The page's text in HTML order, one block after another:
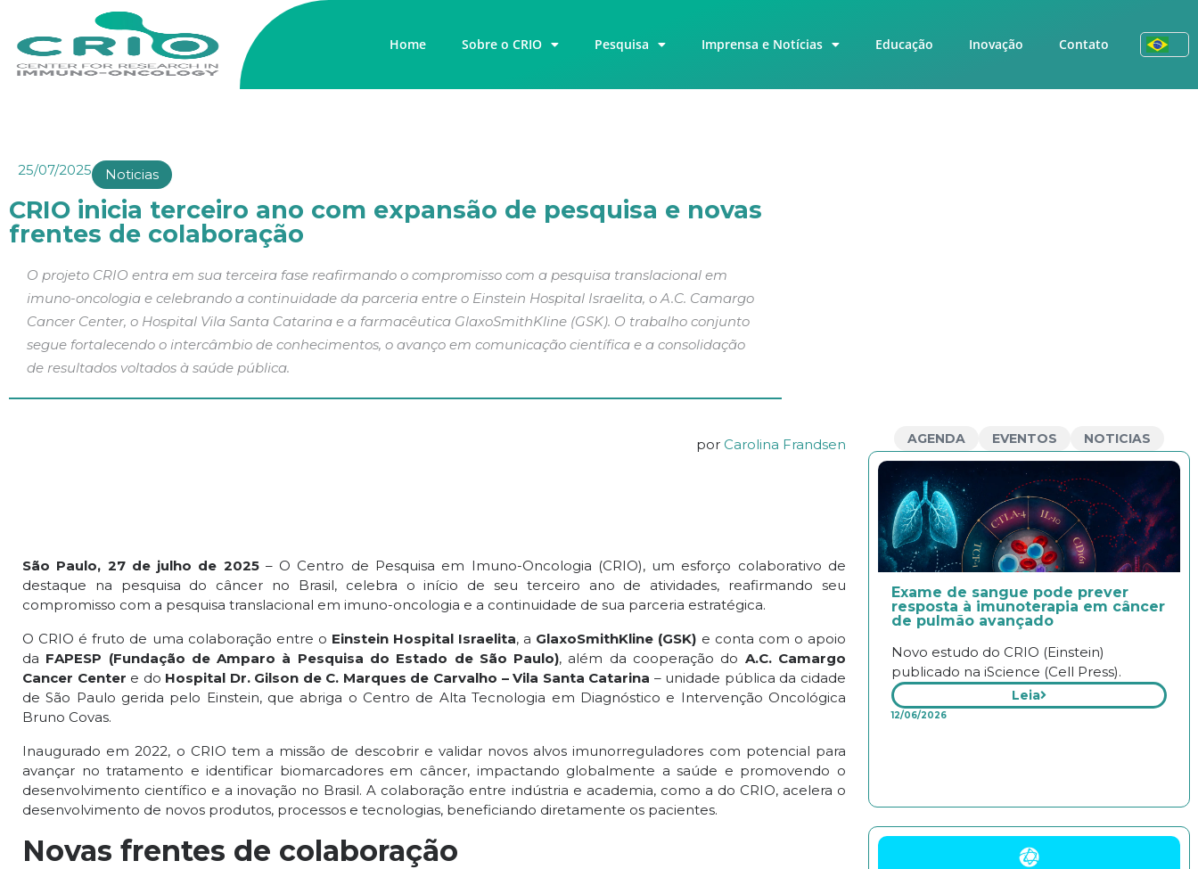
Home Sobre o CRIO Pesquisa Imprensa e Notícias Educação Inovação Contato
25/07/2025 Noticias
CRIO inicia terceiro ano com expansão de pesquisa e novas
frentes de colaboração
O projeto CRIO entra em sua terceira fase reafirmando o compromisso com a pesquisa translacional em
imuno-oncologia e celebrando a continuidade da parceria entre o Einstein Hospital Israelita, o A.C. Camargo
Cancer Center, o Hospital Vila Santa Catarina e a farmacêutica GlaxoSmithKline (GSK). O trabalho conjunto
segue fortalecendo o intercâmbio de conhecimentos, o avanço em comunicação científica e a consolidação
de resultados voltados à saúde pública.
por Carolina Frandsen
São Paulo, 27 de julho de 2025 – O Centro de Pesquisa em Imuno-Oncologia (CRIO), um esforço colaborativo de
destaque na pesquisa do câncer no Brasil, celebra o início de seu terceiro ano de atividades, reafirmando seu
compromisso com a pesquisa translacional em imuno-oncologia e a continuidade de sua parceria estratégica.
O CRIO é fruto de uma colaboração entre o Einstein Hospital Israelita, a GlaxoSmithKline (GSK) e conta com o apoio
da FAPESP (Fundação de Amparo à Pesquisa do Estado de São Paulo), além da cooperação do A.C. Camargo
Cancer Center e do Hospital Dr. Gilson de C. Marques de Carvalho – Vila Santa Catarina – unidade pública da cidade
de São Paulo gerida pelo Einstein, que abriga o Centro de Alta Tecnologia em Diagnóstico e Intervenção Oncológica
Bruno Covas.
Inaugurado em 2022, o CRIO tem a missão de descobrir e validar novos alvos imunorreguladores com potencial para
avançar no tratamento e identificar biomarcadores em câncer, impactando globalmente a saúde e promovendo o
desenvolvimento científico e a inovação no Brasil. A colaboração entre indústria e academia, como a do CRIO, acelera o
desenvolvimento de novos produtos, processos e tecnologias, beneficiando diretamente os pacientes.
Novas frentes de colaboração
AGENDA EVENTOS NOTICIAS
Exame de sangue pode prever
resposta à imunoterapia em câncer
de pulmão avançado
Novo estudo do CRIO (Einstein)
publicado na iScience (Cell Press).
Leia
12/06/2026